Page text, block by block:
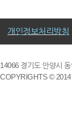
개인정보처리방침
14066 경기도 안양시
COPYRIGHTS ©